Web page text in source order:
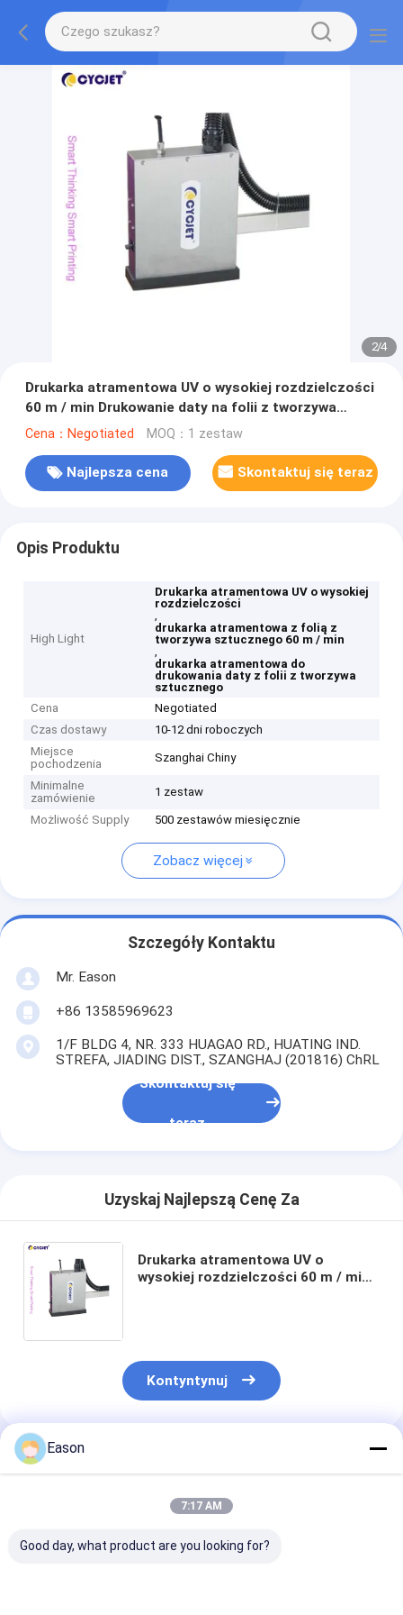
2/4
Drukarka atramentowa UV o wysokiej rozdzielczości
60 m / min Drukowanie daty na folii z tworzywa
sztucznego o wysokiej prędkości
Cena：Negotiated MOQ：1 zestaw
Najlepsza cena Skontaktuj się teraz
Opis Produktu
High Light
Drukarka atramentowa UV o wysokiej
rozdzielczości
,
drukarka atramentowa z folią z
tworzywa sztucznego 60 m / min
,
drukarka atramentowa do
drukowania daty z folii z tworzywa
sztucznego
Cena
Negotiated
Czas dostawy
10-12 dni roboczych
Miejsce
pochodzenia
Szanghai Chiny
Minimalne
zamówienie
1 zestaw
Możliwość Supply 500 zestawów miesięcznie
Zobacz więcej
Szczegóły Kontaktu
Mr. Eason
+86 13585969623
1/F BLDG 4, NR. 333 HUAGAO RD., HUATING IND.
STREFA, JIADING DIST., SZANGHAJ (201816) ChRL
Skontaktuj się
teraz
Uzyskaj Najlepszą Cenę Za
Drukarka atramentowa UV o
wysokiej rozdzielczości 60 m / min
Kontyntynuj
Polecane Produkty
Eason
7:17 AM
Good day, what product are you looking for?